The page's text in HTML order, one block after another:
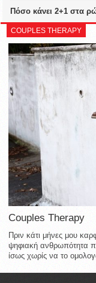
Πόσο κάνει 2+1 στα
COUPLES THERAPY
Couples Therapy
Πριν κάτι μήνες μου
ψηφιακή ανθρωπότητα
ίσως χωρίς να το